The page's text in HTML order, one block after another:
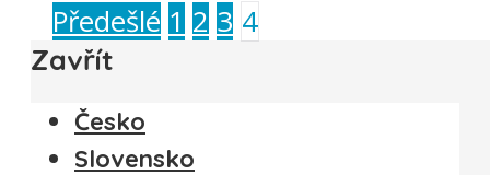
Předešlé 1 2 3 4
Zavřít
Česko
Slovensko